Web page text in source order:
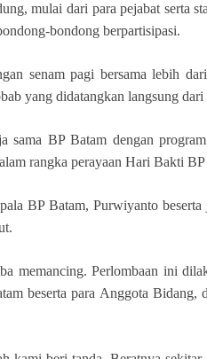
mulai dari para pejabat serta
bondong berpartisipasi.
senam pagi bersama lebih
yang didatangkan langsung
sama BP Batam dengan
rangka perayaan Hari Bakti
BP Batam, Purwiyanto
memancing. Perlombaan ini
beserta para Anggota Bidang,